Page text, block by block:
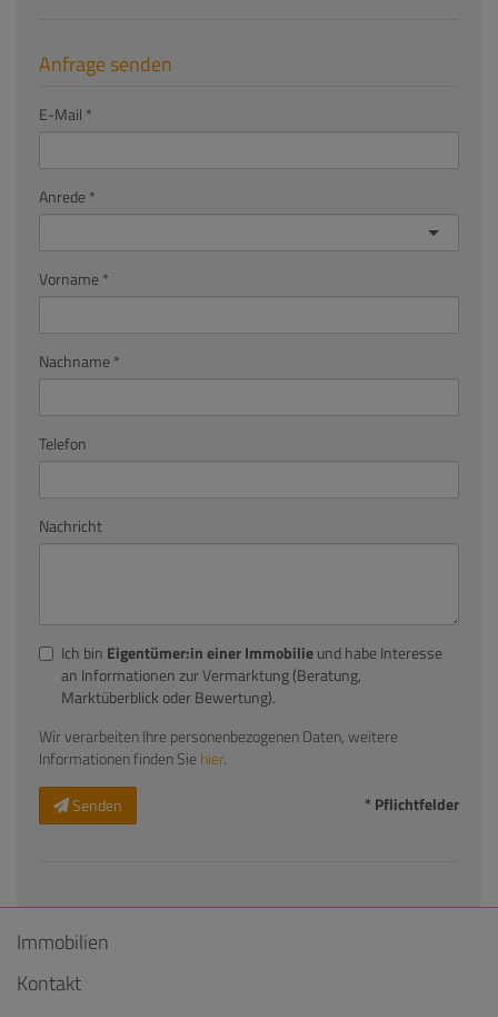
Anfrage senden
E-Mail
Anrede
Vorname
Nachname
Telefon
Nachricht
Ich bin Eigentümer:in einer Immobilieund habe Interesse
an Informationen zur Vermarktung (Beratung,
Marktüberblick oder Bewertung).
Wir verarbeiten Ihre personenbezogenen Daten, weitere
Informationen finden Siehier.
Senden
* Pflichtfelder
Immobilien
Kontakt